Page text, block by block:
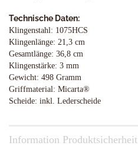
Technische Daten:
Klingenstahl: 1075HCS
Klingenlänge: 21,3 cm
Gesamtlänge: 36,8 cm
Klingenstärke: 3 mm
Gewicht: 498 Gramm
Griffmaterial: Micarta®
Scheide: inkl. Lederscheide
Information Produktsicherheit